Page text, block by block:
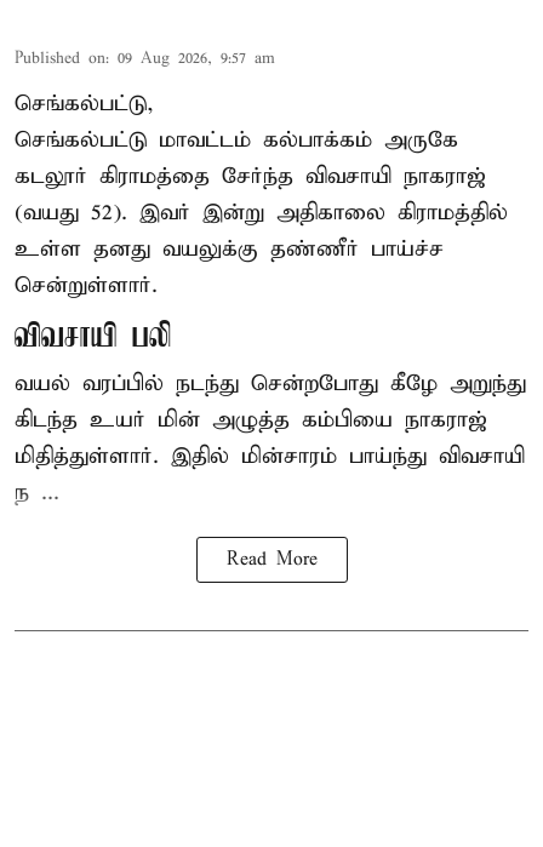
Published on: 09 Aug 2026, 9:57 am
செங்கல்பட்டு,
செங்கல்பட்டு மாவட்டம் கல்பாக்கம் அருகே
கடலூர் கிராமத்தை சேர்ந்த விவசாயி நாகராஜ்
(வயது 52). இவர் இன்று அதிகாலை கிராமத்தில்
உள்ள தனது வயலுக்கு தண்ணீர் பாய்ச்ச
சென்றுள்ளார்.
விவசாயி பலி
வயல் வரப்பில் நடந்து சென்றபோது கீழே அறுந்து
கிடந்த உயர் மின் அழுத்த கம்பியை நாகராஜ்
மிதித்துள்ளார். இதில் மின்சாரம் பாய்ந்து விவசாயி
ந ...
Read More